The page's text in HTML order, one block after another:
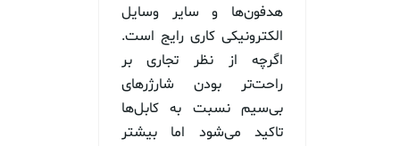
هدفون‌ها و سایر وسایل
الکترونیکی کاری رایج است.
اگرچه از نظر تجاری بر
راحت‌تر بودن شارژرهای
بی‌سیم نسبت به کابل‌ها
تاکید می‌شود اما بیشتر